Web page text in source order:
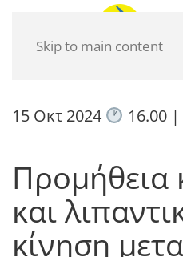
Skip to main content
15 Οκτ 2024 16.00|
Προμήθεια
και
κίνηση